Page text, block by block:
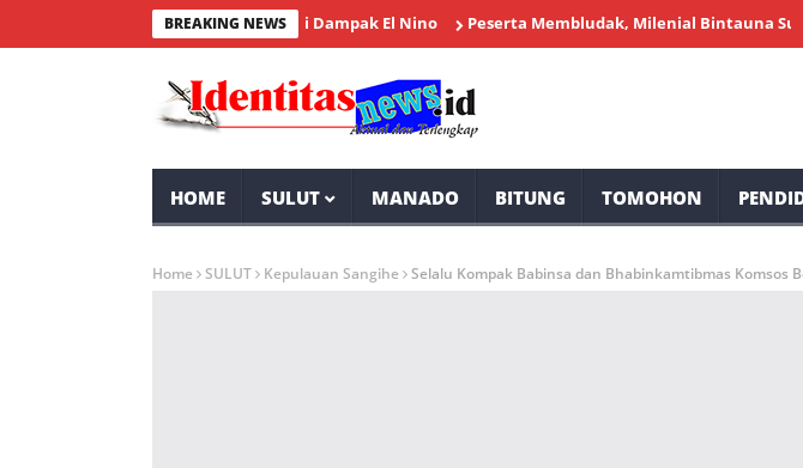
BREAKING NEWS
Desa Tolok Waspadai Dampak El Nino Peserta Membludak, Milenial Bintauna Sukses
HOME SULUT MANADO BITUNG TOMOHON
Home SULUT Kepulauan Sangihe Selalu Kompak Babinsa dan Bhabinkamtibmas Komsos